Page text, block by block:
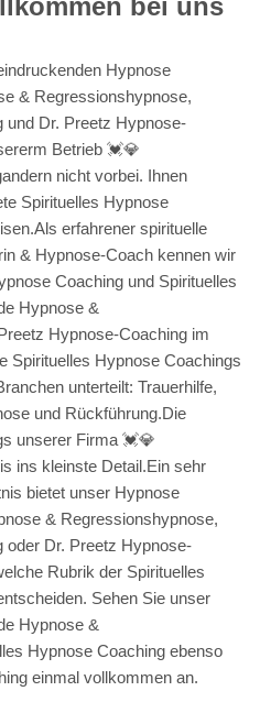
Hypnose
& Regressionshypnose,
und Dr. Preetz Hypnose-
Betrieb 💓️💎
nicht vorbei. Ihnen
Spirituelles Hypnose
erfahrener spirituelle
& Hypnose-Coach kennen wir
Coaching und Spirituelles
Hypnose &
Hypnose-Coaching im
Spirituelles Hypnose Coachings
unterteilt: Trauerhilfe,
und Rückführung.Die
unserer Firma 💓️💎
ins kleinste Detail.Ein sehr
bietet unser Hypnose
& Regressionshypnose,
oder Dr. Preetz Hypnose-
Rubrik der Spirituelles
Sehen Sie unser
Hypnose &
Hypnose Coaching ebenso
einmal vollkommen an.